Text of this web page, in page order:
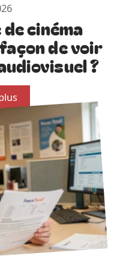
cinéma
de voir
?